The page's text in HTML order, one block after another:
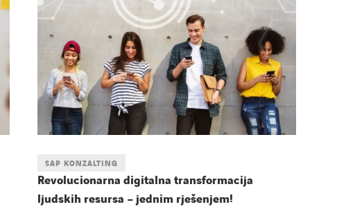
SAP KONZALTING
Revolucionarna digitalna transformacija
ljudskih resursa – jednim rješenjem!